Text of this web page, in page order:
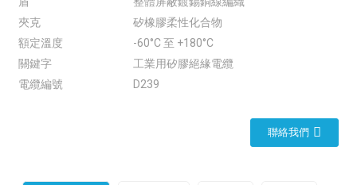
夾克
矽橡膠柔性化合物
額定溫度
-60°C 至 +180°C
關鍵字
工業用矽膠絕緣電纜
電纜編號
D239
聯絡我們